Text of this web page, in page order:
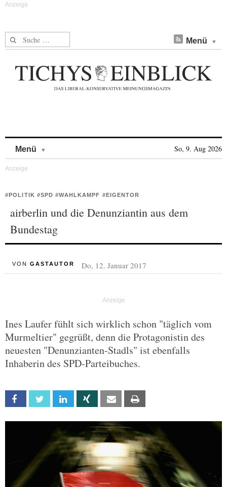
Suche nach: Menü
Menü So, 9. Aug 2026
#POLITIK #SPD #WAHLKAMPF #EIGENTOR
airberlin und die Denunziantin aus dem
Bundestag
VON GASTAUTOR Do, 12. Januar 2017
Ines Laufer fühlt sich wirklich schon "täglich vom
Murmeltier" gegrüßt, denn die Protagonistin des
neuesten "Denunzianten-Stadls" ist ebenfalls
Inhaberin des SPD-Parteibuches.
Facebook Twitter Linkedin Xing Email